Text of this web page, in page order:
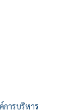
การบริหาร